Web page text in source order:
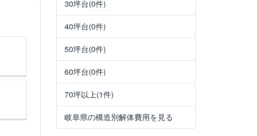
30坪台(0件)
40坪台(0件)
50坪台(0件)
60坪台(0件)
70坪以上(1件)
岐阜県の構造別解体費用を見る